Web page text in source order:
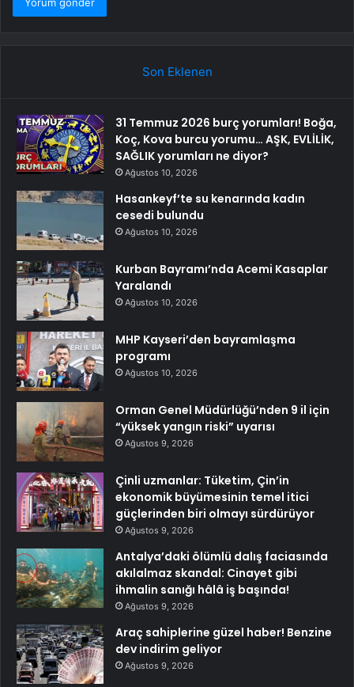
Son Eklenen
31 Temmuz 2026 burç yorumları! Boğa,
Koç, Kova burcu yorumu… AŞK, EVLİLİK,
SAĞLIK yorumları ne diyor?
Ağustos 10, 2026
Hasankeyf’te su kenarında kadın
cesedi bulundu
Ağustos 10, 2026
Kurban Bayramı’nda Acemi Kasaplar
Yaralandı
Ağustos 10, 2026
MHP Kayseri’den bayramlaşma
programı
Ağustos 10, 2026
Orman Genel Müdürlüğü’nden 9 il için
“yüksek yangın riski” uyarısı
Ağustos 9, 2026
Çinli uzmanlar: Tüketim, Çin’in
ekonomik büyümesinin temel itici
güçlerinden biri olmayı sürdürüyor
Ağustos 9, 2026
Antalya’daki ölümlü dalış faciasında
akılalmaz skandal: Cinayet gibi
ihmalin sanığı hâlâ iş başında!
Ağustos 9, 2026
Araç sahiplerine güzel haber! Benzine
dev indirim geliyor
Ağustos 9, 2026